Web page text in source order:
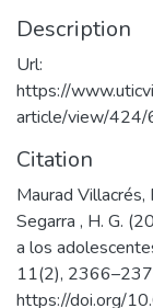
Description
Url:
https://
article/view/424/
Citation
Maurad Villacrés,
Segarra , H. G.
a los
11(2),
https://doi.org/